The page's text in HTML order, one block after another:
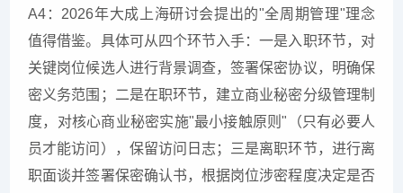
A4：2026年大成上海研讨会提出的"全周期管理"理念
值得借鉴。具体可从四个环节入手：一是入职环节，对
关键岗位候选人进行背景调查，签署保密协议，明确保
密义务范围；二是在职环节，建立商业秘密分级管理制
度，对核心商业秘密实施"最小接触原则"（只有必要人
员才能访问），保留访问日志；三是离职环节，进行离
职面谈并签署保密确认书，根据岗位涉密程度决定是否